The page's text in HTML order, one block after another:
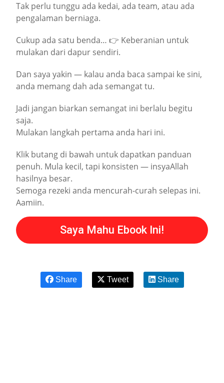
Tak perlu tunggu ada kedai, ada team, atau ada
pengalaman berniaga.
Cukup ada satu benda… 👉 Keberanian untuk
mulakan dari dapur sendiri.
Dan saya yakin — kalau anda baca sampai ke sini,
anda memang dah ada semangat tu.
Jadi jangan biarkan semangat ini berlalu begitu
saja.
Mulakan langkah pertama anda hari ini.
Klik butang di bawah untuk dapatkan panduan
penuh. Mula kecil, tapi konsisten — insyaAllah
hasilnya besar.
Semoga rezeki anda mencurah-curah selepas ini.
Aamiin.
Saya Mahu Ebook Ini!
Share Tweet Share